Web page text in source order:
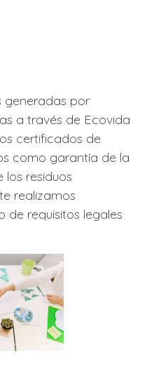
generadas por
a través de Ecovida
certificados de
como garantía de la
residuos
realizamos
de requisitos legales